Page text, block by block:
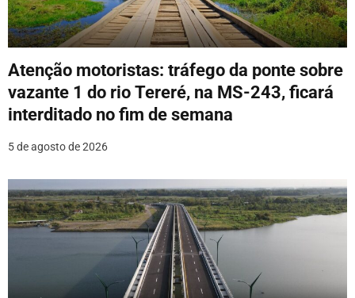
Atenção motoristas: tráfego da ponte sobre
vazante 1 do rio Tereré, na MS-243, ficará
interditado no fim de semana
5 de agosto de 2026